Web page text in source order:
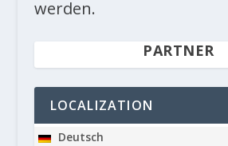
werden.
PARTNER
LOCALIZATION
Deutsch